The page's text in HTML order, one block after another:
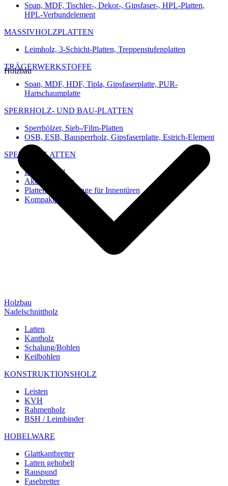
Span, MDF, Tischler-, Dekor-, Gipsfaser-, HPL-Platten,
HPL-Verbundelement
MASSIVHOLZPLATTEN
Leimholz, 3-Schicht-Platten, Treppenstufenplatten
TRÄGERWERKSTOFFE
Span, MDF, HDF, Tipla, Gipsfaserplatte, PUR-
Hartschaumplatte
SPERRHOLZ- UND BAU-PLATTEN
Sperrhölzer, Sieb-/Film-Platten
OSB, ESB, Bausperrholz, Gipsfaserplatte, Estrich-Element
SPEZIAL-PLATTEN
Imi-Verbund
Akustik-Platten
Platten und Rohlinge für Innentüren
Kompaktplatten
Holzbau
Holzbau
Nadelschnittholz
Latten
Kantholz
Schalung/Bohlen
Keilbohlen
KONSTRUKTIONSHOLZ
Leisten
KVH
Rahmenholz
BSH / Leimbinder
HOBELWARE
Glattkantbretter
Latten gehobelt
Rauspund
Fasebretter